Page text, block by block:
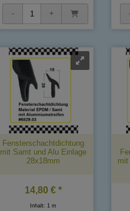
Fensterschachtdichtung
mit Samt und Alu Einlage
28x18mm
14,80 € *
Inhalt: 1 m
mit